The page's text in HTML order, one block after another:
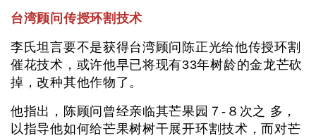
台湾顾问传授环割技术
李氏坦言要不是获得台湾顾问陈正光给他传授环割
催花技术，或许他早已将现有33年树龄的金龙芒砍
掉，改种其他作物了。
他指出，陈顾问曾经亲临其芒果园７-８次之 多，
以指导他如何给芒果树树干展开环割技术，而对芒